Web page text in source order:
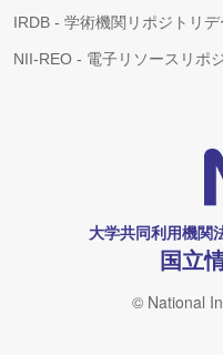
IRDB - 学術機関リポジトリデ
NII-REO - 電子リソースリポ
大学共同利用機関
国立
© National